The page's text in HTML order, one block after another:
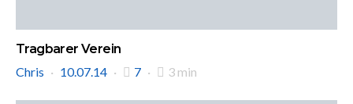
Tragbarer Verein
Chris
10.07.14 7 3 min